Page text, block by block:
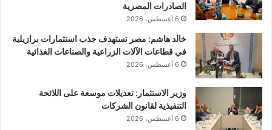
الصادرات المصرية
6 أغسطس، 2026
خالد هاشم: مصر تستهدف جذب استثمارات برازيلية
في قطاعات الآلات الزراعية والصناعات الغذائية
6 أغسطس، 2026
وزير الاستثمار: تعديلات موسعة على اللائحة
التنفيذية لقانون الشركات
6 أغسطس، 2026